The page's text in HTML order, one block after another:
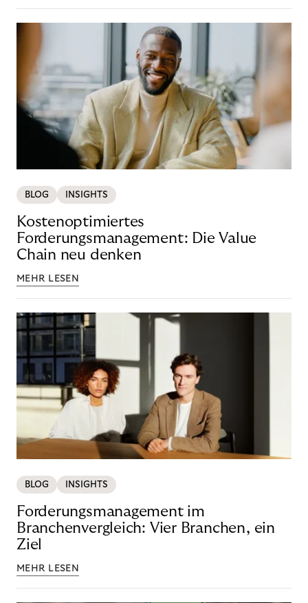
BLOG INSIGHTS
Kostenoptimiertes
Forderungsmanagement: Die Value
Chain neu denken
MEHR LESEN
BLOG INSIGHTS
Forderungsmanagement im
Branchenvergleich: Vier Branchen, ein
Ziel
MEHR LESEN